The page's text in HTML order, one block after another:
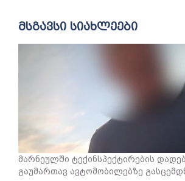
მსგავსი სიახლეები
მარნეულში ტექინსპექტირების
გაუმართავ ავტომობილებზე